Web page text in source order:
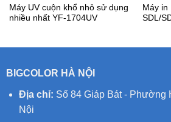
Máy UV cuộn khổ nhỏ sử dụng
nhiều nhất YF-1704UV
Máy in
SDL/
BIGCOLOR HÀ NỘI
Địa chỉ: Số 84 Giáp Bát - Phường
Nội